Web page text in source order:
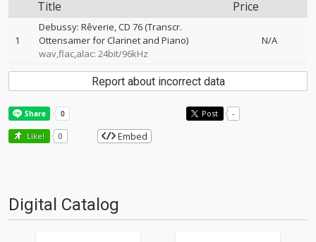
Title Price
1
Debussy: Rêverie, CD 76 (Transcr.
Ottensamer for Clarinet and Piano)
wav,flac,alac: 24bit/96kHz
N/A
Report about incorrect data
Post -
Like! 0 Embed
Digital Catalog